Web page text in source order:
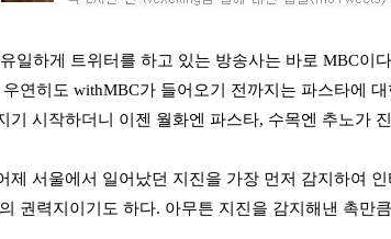
일하게 트위터를 하고 있는 방송사는 바로 MBC이
연히도 withMBC가 들어오기 전까지는 파스타에
기 시작하더니 이젠 월화엔 파스타, 수목엔 추노가
제 서울에서 일어났던 지진을 가장 먼저 감지하여
권력지이기도 하다. 아무튼 지진을 감지해낸 촉만